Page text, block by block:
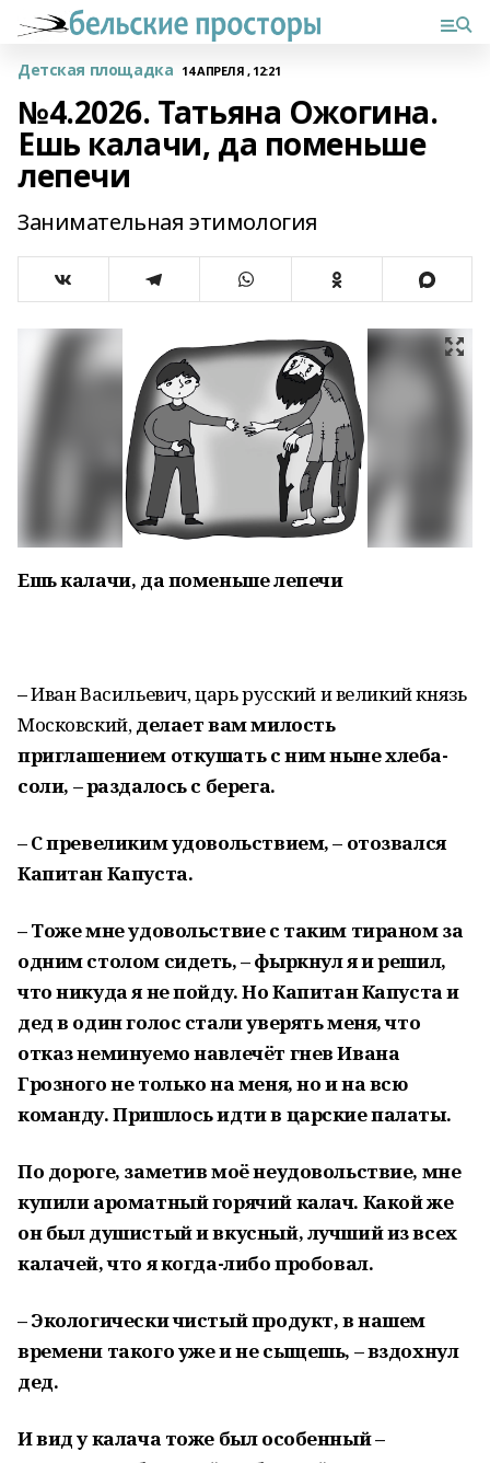
Детская площадка 14 АПРЕЛЯ , 12:21
№4.2026. Татьяна Ожогина.
Ешь калачи, да поменьше
лепечи
Занимательная этимология
Ешь калачи, да поменьше лепечи
–Иван Васильевич, царь русский и великий князь
Московский,делает вам милость
приглашением откушать с ним ныне хлеба-
соли, – раздалось с берега.
– С превеликим удовольствием, – отозвался
Капитан Капуста.
–Тоже мне удовольствиес таким тираном за
одним столом сидеть,–фыркнул я и решил,
что никуда я не пойду. Но Капитан Капуста и
дед в один голос стали уверять меня, что
отказ неминуемо навлечёт гнев Ивана
Грозного не только на меня, но и на всю
команду. Пришлось идти в царские палаты.
По дороге, заметив моё неудовольствие, мне
купили ароматный горячий калач. Какой же
он был душистый и вкусный, лучший из всех
калачей, что я когда-либо пробовал.
– Экологически чистый продукт, в нашем
времени такого уже и не сыщешь, – вздохнул
дед.
И вид у калача тоже был особенный –